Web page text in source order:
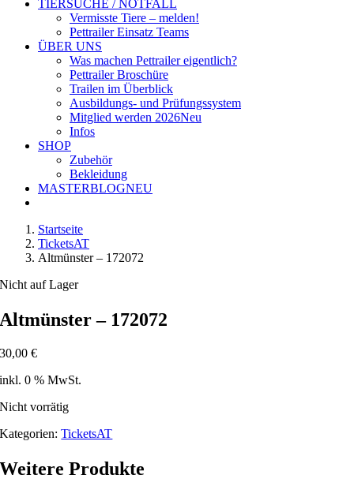
TIERSUCHE / NOTFALL
Vermisste Tiere – melden!
Pettrailer Einsatz Teams
ÜBER UNS
Was machen Pettrailer eigentlich?
Pettrailer Broschüre
Trailen im Überblick
Ausbildungs- und Prüfungssystem
Mitglied werden 2026Neu
Infos
SHOP
Zubehör
Bekleidung
MASTERBLOGNEU
Startseite
TicketsAT
Altmünster – 172072
Nicht auf Lager
Altmünster – 172072
30,00€
inkl. 0 % MwSt.
Nicht vorrätig
Kategorien:TicketsAT
Weitere Produkte